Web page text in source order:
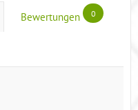
Bewertungen 0